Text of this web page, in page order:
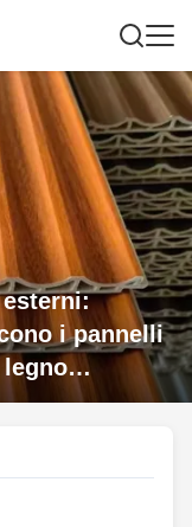
esterni:
i pannelli